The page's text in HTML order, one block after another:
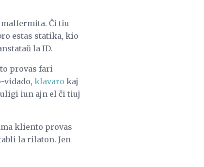
Ĉi tiu
estas statika, kio
la ID.
provas fari
vidado, klavaro kaj
iun ajn el ĉi tiuj
kliento provas
la rilaton. Jen